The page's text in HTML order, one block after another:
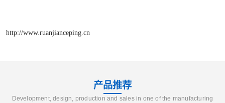
http://www.ruanjianceping.cn
产品推荐
Development, design, production and sales in one of the manufacturing